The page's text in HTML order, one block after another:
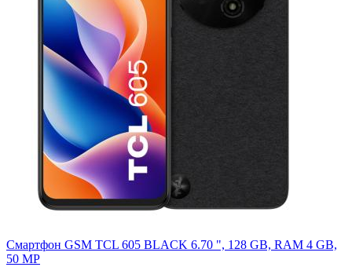
Смартфон GSM TCL 605 BLACK 6.70 ", 128 GB, RAM 4 GB,
50 MP